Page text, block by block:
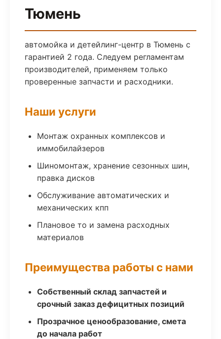
Тюмень
автомойка и детейлинг-центр в Тюмень с
гарантией 2 года. Следуем регламентам
производителей, применяем только
проверенные запчасти и расходники.
Наши услуги
Монтаж охранных комплексов и
иммобилайзеров
Шиномонтаж, хранение сезонных шин,
правка дисков
Обслуживание автоматических и
механических кпп
Плановое то и замена расходных
материалов
Преимущества работы с нами
Собственный склад запчастей и
срочный заказ дефицитных позиций
Прозрачное ценообразование, смета
до начала работ